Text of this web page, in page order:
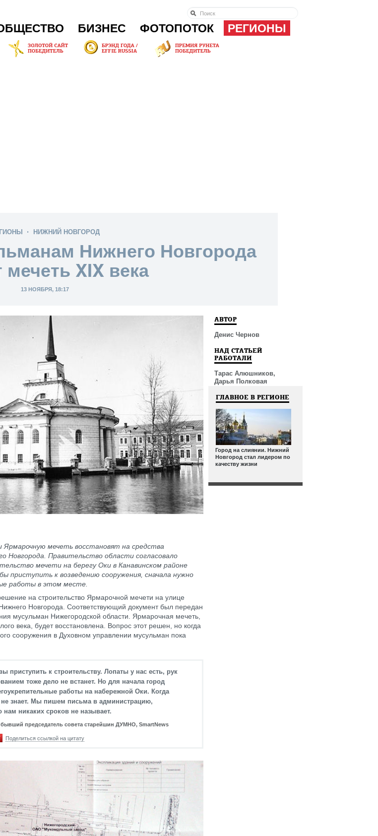
БИЗНЕС ФОТОПОТОК РЕГИОНЫ
НИЖНИЙ НОВГОРОД
Нижнего Новгорода
мечеть XIX века
13 НОЯБРЯ, 18:17
Ярмарочную мечеть восстановят на средства
Новгорода. Правительство области согласовало
мечети на берегу Оки в Канавинском районе
приступить к возведению сооружения, сначала нужно
работы в этом месте.
на строительство Ярмарочной мечети на улице
Новгорода. Соответствующий документ был передан
мусульман Нижегородской области. Ярмарочная мечеть,
века, будет восстановлена. Вопрос этот решен, но когда
сооружения в Духовном управлении мусульман пока
приступить к строительству. Лопаты у нас есть, рук
тоже дело не встанет. Но для начала город
работы на набережной Оки. Когда
не знает. Мы пишем письма в администрацию,
нам никаких сроков не называет.
председатель совета старейшин ДУМНО, SmartNews
Поделиться ссылкой на цитату
АВТОР
Денис Чернов
НАД СТАТЬЕЙ
РАБОТАЛИ
Тарас Алюшников,
Дарья Полковая
ГЛАВНОЕ В РЕГИОНЕ
Город на слиянии. Нижний
Новгород стал лидером по
качеству жизни